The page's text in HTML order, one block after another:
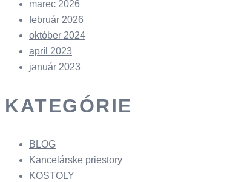
marec 2026
február 2026
október 2024
apríl 2023
január 2023
KATEGÓRIE
BLOG
Kancelárske priestory
KOSTOLY​